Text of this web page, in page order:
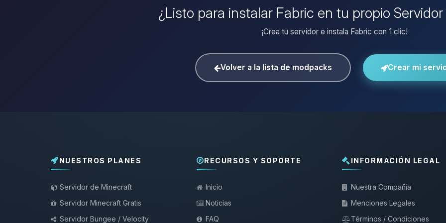
¿Listo para instalar Fabric en tu propio
¡Crea tu servidor e instala Fabric con 1 clic!
Volver a la lista de modpacks Crear mi
NUESTROS PLANES
Servidor de Minecraft
Servidor Minecraft Gratis
Servidor Bungee / Velocity
RECURSOS Y SOPORTE
Inicio
Noticias
FAQ
INFORMACIÓN LEGAL
Nuestra Compañía
Menciones Legales
Términos / Condiciones